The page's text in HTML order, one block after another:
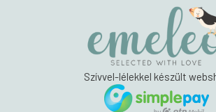
Szívvel-lélekkel készült